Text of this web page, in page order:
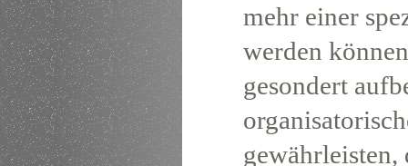
mehr einer
werden
gesondert
gewährleisten,